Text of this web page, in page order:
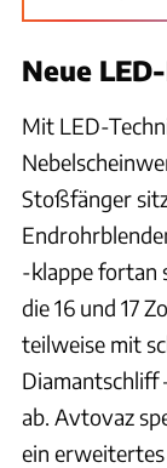
Neue
Mit LED-
Stoßfänger
-klappe fortan
die 16 und 17
teilweise mit
Diamantschliff
ab. Avtovaz
ein